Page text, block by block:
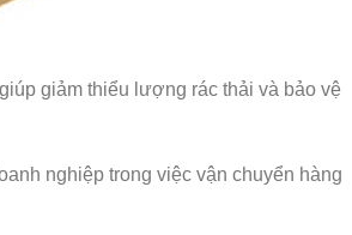
giảm thiểu lượng rác thải và bảo vệ
nghiệp trong việc vận chuyển hàng